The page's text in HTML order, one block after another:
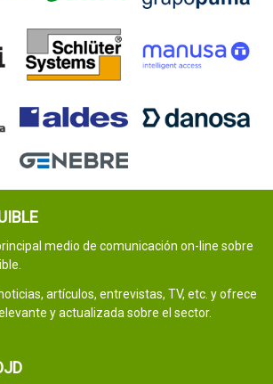
medio de comunicación on-line sobre
artículos, entrevistas, TV, etc. y ofrece
y actualizada sobre el sector.